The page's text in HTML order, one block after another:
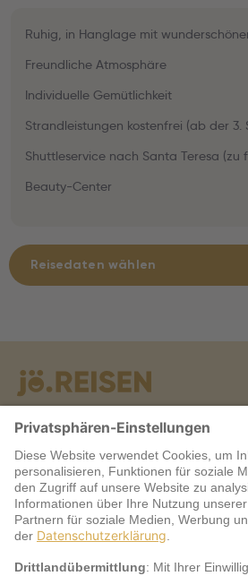
Ruhig, in Hanglage mit
Freundliche Atmosphäre
Individuelle Gemütlichkeit
Strandleistungen kostenfrei (ab der 3.
Shuttleservice nach Santa Teresa (zu
Beauty-Center
Reisedaten wählen
Warum jö?
Service
jö Bonus Club Partner